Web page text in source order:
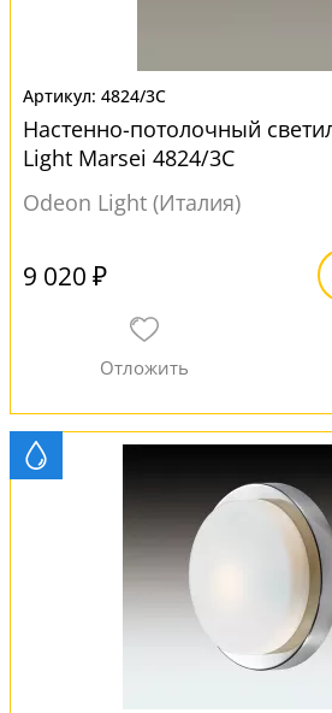
4824/3C
Настенно-потолочный
Light Marsei 4824/3C
Odeon Light (Италия)
9 020 ₽